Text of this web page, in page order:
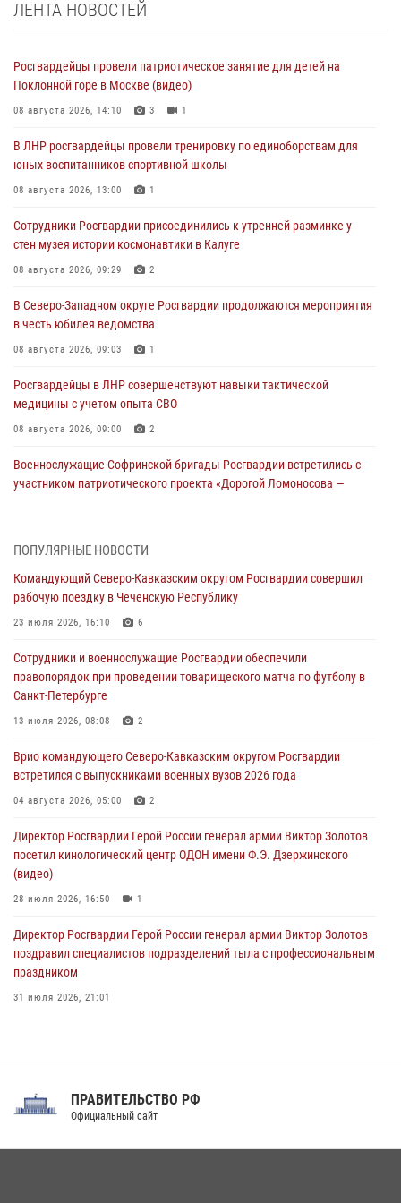
ЛЕНТА НОВОСТЕЙ
Росгвардейцы провели патриотическое занятие для детей на
Поклонной горе в Москве (видео)
08 августа 2026, 14:10 3 1
В ЛНР росгвардейцы провели тренировку по единоборствам для
юных воспитанников спортивной школы
08 августа 2026, 13:00 1
Сотрудники Росгвардии присоединились к утренней разминке у
стен музея истории космонавтики в Калуге
08 августа 2026, 09:29 2
В Северо-Западном округе Росгвардии продолжаются мероприятия
в честь юбилея ведомства
08 августа 2026, 09:03 1
Росгвардейцы в ЛНР совершенствуют навыки тактической
медицины с учетом опыта СВО
08 августа 2026, 09:00 2
Военнослужащие Софринской бригады Росгвардии встретились с
участником патриотического проекта «Дорогой Ломоносова —
Кузбассе
08 августа 2026, 07:00
исполнилось 20 лет
08 августа 2026, 07:00
В Кабардино-Балкарии сотрудники Росгвардии провели турнир по
08 августа 2026, 07:00
В Москве росгвардейцы оказали помощь медикам и девушке с
08 августа 2026, 06:32 1
ПОПУЛЯРНЫЕ НОВОСТИ
Командующий Северо-Кавказским округом Росгвардии совершил
рабочую поездку в Чеченскую Республику
23 июля 2026, 16:10 6
Сотрудники и военнослужащие Росгвардии обеспечили
правопорядок при проведении товарищеского матча по футболу в
Санкт-Петербурге
13 июля 2026, 08:08 2
Врио командующего Северо-Кавказским округом Росгвардии
встретился с выпускниками военных вузов 2026 года
04 августа 2026, 05:00 2
Директор Росгвардии Герой России генерал армии Виктор Золотов
посетил кинологический центр ОДОН имени Ф.Э. Дзержинского
(видео)
28 июля 2026, 16:50 1
Директор Росгвардии Герой России генерал армии Виктор Золотов
поздравил специалистов подразделений тыла с профессиональным
праздником
31 июля 2026, 21:01
Праздник «Один день с Росгвардией» к 105-летию Центрального
ПРАВИТЕЛЬСТВО РФ
Официальный сайт